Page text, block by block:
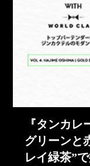
『タンカ
グリーンと
レイ緑茶”